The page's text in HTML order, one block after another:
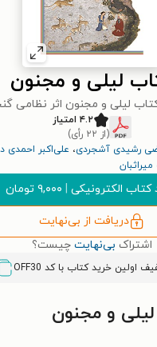
لیلی و مجنون
لیلی و مجنون اثر نظامی
۴.۲ امتیاز
(از ۲۲ رأی)
رشیدی آشجردی، علی‌‌اكبر احمدی
میراثبان
کتاب الکترونیکی | ۹,۰۰۰ تومان
دریافت از بی‌نهایت
اشتراک بی‌نهایت چیست؟
OFF30
و مجنون